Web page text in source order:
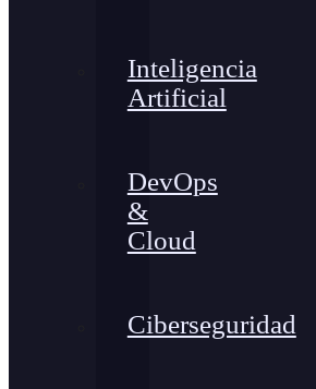
Inteligencia
Artificial
DevOps
&
Cloud
Ciberseguridad